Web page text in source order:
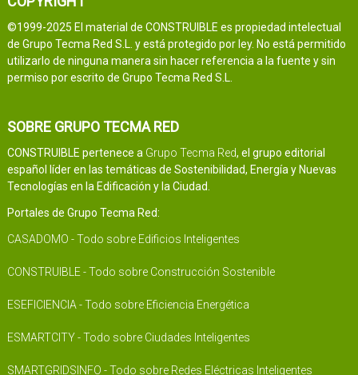
©1999-2025 El material de CONSTRUIBLE es propiedad intelectual
de Grupo Tecma Red S.L. y está protegido por ley. No está permitido
utilizarlo de ninguna manera sin hacer referencia a la fuente y sin
permiso por escrito de Grupo Tecma Red S.L.
SOBRE GRUPO TECMA RED
CONSTRUIBLE pertenece a Grupo Tecma Red, el grupo editorial
español líder en las temáticas de Sostenibilidad, Energía y Nuevas
Tecnologías en la Edificación y la Ciudad.
Portales de Grupo Tecma Red:
CASADOMO - Todo sobre Edificios Inteligentes
CONSTRUIBLE - Todo sobre Construcción Sostenible
ESEFICIENCIA - Todo sobre Eficiencia Energética
ESMARTCITY - Todo sobre Ciudades Inteligentes
SMARTGRIDSINFO - Todo sobre Redes Eléctricas Inteligentes